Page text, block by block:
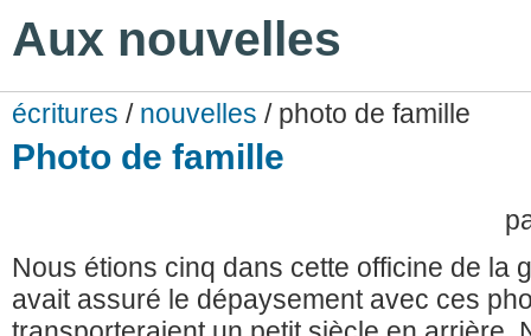
Aux nouvelles
écritures / nouvelles / photo de famille
Photo de famille
Nous étions cinq dans cette officine de la
avait assuré le dépaysement avec ces